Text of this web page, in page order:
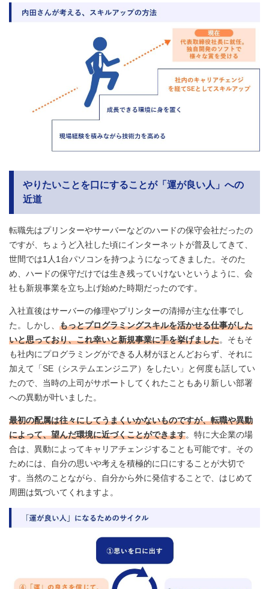
やりたいことを口にすることが「運が良い人」への
近道
転職先はプリンターやサーバーなどのハードの保守会社だったの
ですが、ちょうど入社した頃にインターネットが普及してきて、
世間では1人1台パソコンを持つようになってきました。そのた
め、ハードの保守だけでは生き残っていけないというように、会
社も新規事業を立ち上げ始めた時期だったのです。
入社直後はサーバーの修理やプリンターの清掃が主な仕事でし
た。しかし、 もっとプログラミングスキルを活かせる仕事がした
いと思っており、これ幸いと新規事業に手を挙げました。そもそ
も社内にプログラミングができる人材がほとんどおらず、それに
加えて「SE（システムエンジニア）をしたい」と何度も話してい
たので、当時の上司がサポートしてくれたこともあり新しい部署
への異動が叶いました。
最初の配属は往々にしてうまくいかないものですが、転職や異動
によって、望んだ環境に近づくことができます。特に大企業の場
合は、異動によってキャリアチェンジすることも可能です。その
ためには、自分の思いや考えを積極的に口にすることが大切で
す。当然のことながら、自分から外に発信することで、はじめて
周囲は気づいてくれますよ。